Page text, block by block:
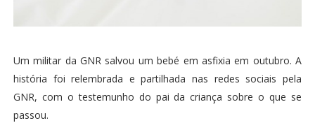
Um militar da GNR salvou um bebé em asfixia em outubro. A
história foi relembrada e partilhada nas redes sociais pela
GNR, com o testemunho do pai da criança sobre o que se
passou.